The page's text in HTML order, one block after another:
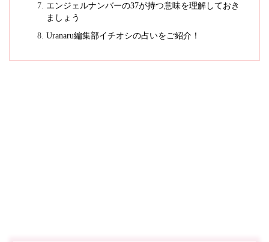
エンジェルナンバーの37が持つ意味を理解しておき
ましょう
Uranaru編集部イチオシの占いをご紹介！